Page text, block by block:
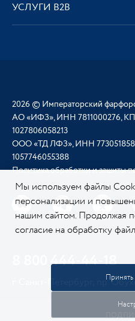
УСЛУГИ В2В
2026 © Императорский
АО «ИФЗ», ИНН 7811000276,
1027806058213
ООО «ТД ЛФЗ», ИНН
1057746055388
Политика обработки и защиты
8 800 444-44-18
г. Санкт-Петербург, пр.
Мы используем файлы
персонализации и
нашим сайтом. Продолжая
согласие на обработку
Принять